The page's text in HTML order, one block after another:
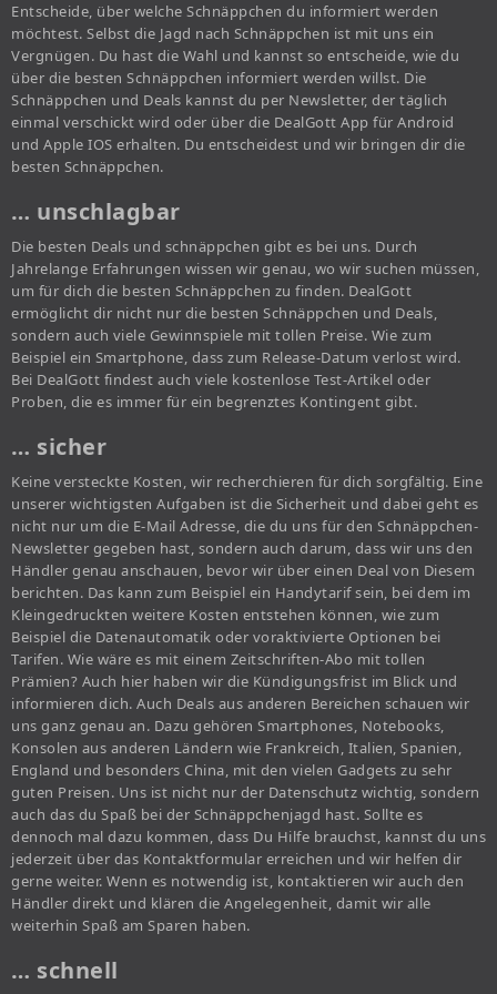
Entscheide, über welche Schnäppchen du informiert werden
möchtest. Selbst die Jagd nach Schnäppchen ist mit uns ein
Vergnügen. Du hast die Wahl und kannst so entscheide, wie du
über die besten Schnäppchen informiert werden willst. Die
Schnäppchen und Deals kannst du per Newsletter, der täglich
einmal verschickt wird oder über die DealGott App für Android
und Apple IOS erhalten. Du entscheidest und wir bringen dir die
besten Schnäppchen.
… unschlagbar
Die besten Deals und schnäppchen gibt es bei uns. Durch
Jahrelange Erfahrungen wissen wir genau, wo wir suchen müssen,
um für dich die besten Schnäppchen zu finden. DealGott
ermöglicht dir nicht nur die besten Schnäppchen und Deals,
sondern auch viele Gewinnspiele mit tollen Preise. Wie zum
Beispiel ein Smartphone, dass zum Release-Datum verlost wird.
Bei DealGott findest auch viele kostenlose Test-Artikel oder
Proben, die es immer für ein begrenztes Kontingent gibt.
… sicher
Keine versteckte Kosten, wir recherchieren für dich sorgfältig. Eine
unserer wichtigsten Aufgaben ist die Sicherheit und dabei geht es
nicht nur um die E-Mail Adresse, die du uns für den Schnäppchen-
Newsletter gegeben hast, sondern auch darum, dass wir uns den
Händler genau anschauen, bevor wir über einen Deal von Diesem
berichten. Das kann zum Beispiel ein Handytarif sein, bei dem im
Kleingedruckten weitere Kosten entstehen können, wie zum
Beispiel die Datenautomatik oder voraktivierte Optionen bei
Tarifen. Wie wäre es mit einem Zeitschriften-Abo mit tollen
Prämien? Auch hier haben wir die Kündigungsfrist im Blick und
informieren dich. Auch Deals aus anderen Bereichen schauen wir
uns ganz genau an. Dazu gehören Smartphones, Notebooks,
Konsolen aus anderen Ländern wie Frankreich, Italien, Spanien,
England und besonders China, mit den vielen Gadgets zu sehr
guten Preisen. Uns ist nicht nur der Datenschutz wichtig, sondern
auch das du Spaß bei der Schnäppchenjagd hast. Sollte es
dennoch mal dazu kommen, dass Du Hilfe brauchst, kannst du uns
jederzeit über das Kontaktformular erreichen und wir helfen dir
gerne weiter. Wenn es notwendig ist, kontaktieren wir auch den
Händler direkt und klären die Angelegenheit, damit wir alle
weiterhin Spaß am Sparen haben.
… schnell